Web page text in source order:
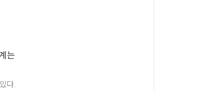
는
다.